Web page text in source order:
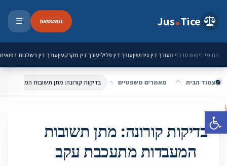
פתח סרגל נגישות
Jus Tice וואטסאפ ☰
תחומי חיפוש מרכזייםעורך דין גירושיןעורך דין פליליעורך דין מקרקעיןעורך דין רשלנות רפואית
עמוד הבית מאמרים משפטיים
בדיקות קורונה: מתן תשובות
המעבדות מתעכבת עקב